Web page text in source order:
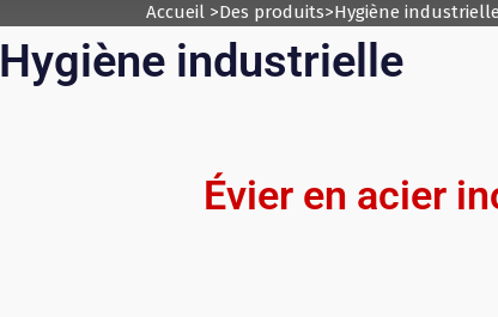
Accueil >Des produits>Hygiène industrielle
Hygiène industrielle
Évier en acier